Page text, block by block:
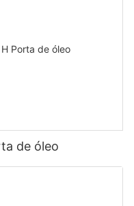
de óleo